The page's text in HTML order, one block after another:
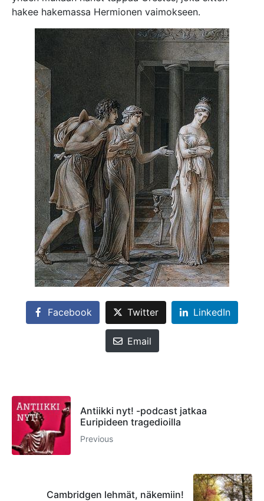
hakee hakemassa Hermionen vaimokseen.
Facebook Twitter LinkedIn
Email
Antiikki nyt! -podcast jatkaa
Euripideen tragedioilla
Previous
Cambridgen lehmät, näkemiin!